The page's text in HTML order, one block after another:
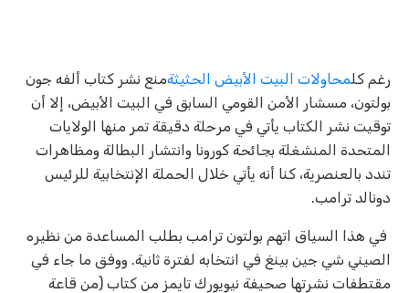
رغم كلمحاولات البيت الأبيض الحثيثةمنع نشر كتاب ألفه جون
بولتون، مسشار الأمن القومي السابق في البيت الأبيض، إلا أن
توقيت نشر الكتاب يأتي في مرحلة دقيقة تمر منها الولايات
المتحدة المنشغلة بجائحة كورونا وانتشار البطالة ومظاهرات
تندد بالعنصرية، كنا أنه يأتي خلال الحملة الإنتخابية للرئيس
دونالد ترامب.
في هذا السياق اتهم بولتون ترامب بطلب المساعدة من نظيره
الصيني شي جين بينغ في انتخابه لفترة ثانية. ووفق ما جاء في
مقتطفات نشرتها صحيفة نيويورك تايمز من كتاب (من قاعة